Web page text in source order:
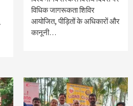
विधिक जागरूकता शिविर
आयोजित, पीड़ितों के अधिकारों और
कानूनी…